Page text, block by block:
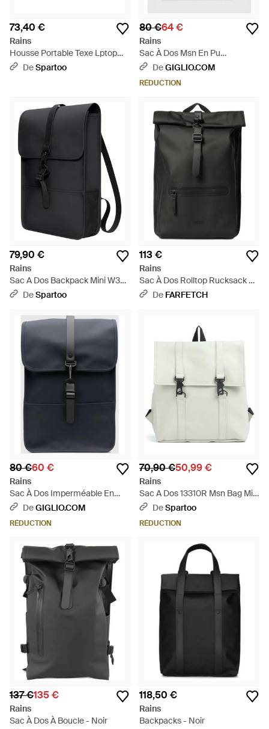
73,40 €
Rains
Housse Portable Texe Lptop
Cse 15' /16' W1 16670 - Noir
DeSpartoo
80 €64 €
Rains
Sac À Dos Msn En Pu
Imperméable - Gris
DeGIGLIO.COM
RÉDUCTION
79,90 €
Rains
Sac A Dos Backpack Mini W3
13020 - Bleu
DeSpartoo
113 €
Rains
Sac À Dos Rolltop Rucksack En
Mesh - Noir
De FARFETCH
80 €60 €
Rains
Sac À Dos Imperméable En
Polyester Avec Fermoir
Mousqueton - Bleu
DeGIGLIO.COM
RÉDUCTION
70,90 €50,99 €
Rains
Sac A Dos 13310R Msn Bag Mini
W3 - Blanc
DeSpartoo
RÉDUCTION
137 €135 €
Rains
Sac À Dos À Boucle - Noir
118,50 €
Rains
Backpacks - Noir